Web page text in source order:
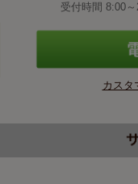
受付時間 8:00
カスタ